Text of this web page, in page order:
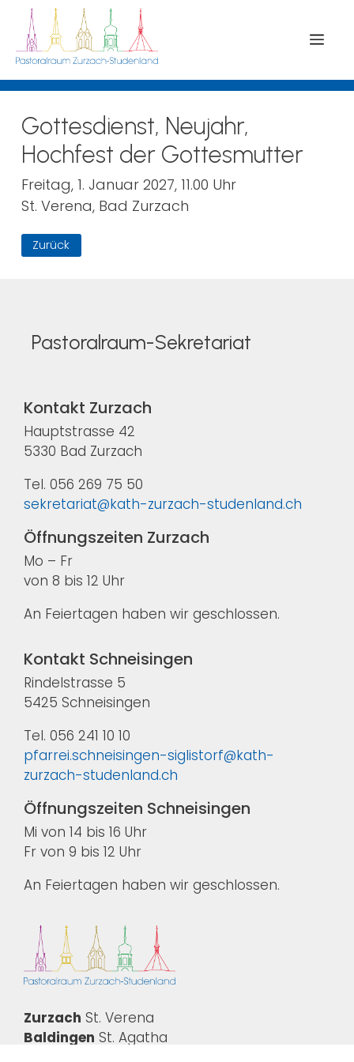
Gottesdienst, Neujahr,
Hochfest der Gottesmutter
Freitag, 1. Januar 2027, 11.00 Uhr
St. Verena, Bad Zurzach
Zurück
Pastoralraum-Sekretariat
Kontakt Zurzach
Hauptstrasse 42
5330 Bad Zurzach
Tel. 056 269 75 50
sekretariat@kath-zurzach-studenland.ch
Öffnungszeiten Zurzach
Mo – Fr
von 8 bis 12 Uhr
An Feiertagen haben wir geschlossen.
Kontakt Schneisingen
Rindelstrasse 5
5425 Schneisingen
Tel. 056 241 10 10
pfarrei.schneisingen-siglistorf@kath-
zurzach-studenland.ch
Öffnungszeiten Schneisingen
Mi von 14 bis 16 Uhr
Fr von 9 bis 12 Uhr
An Feiertagen haben wir geschlossen.
Zurzach St. Verena
Baldingen St. Agatha